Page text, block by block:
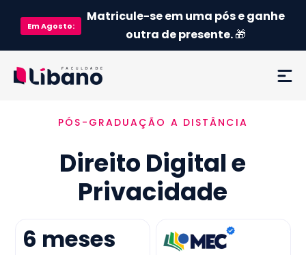
EmAgosto:
Matricule-se em uma pós e ganhe
outra de presente.🎁
Ementa
Como funciona
Credenciamento MEC
Preço
PÓS-GRADUAÇÃO A DISTÂNCIA
Direito Digital e
Privacidade
6 meses